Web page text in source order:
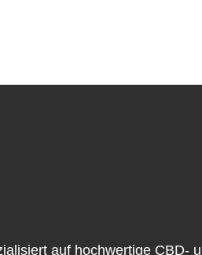
auf hochwertige CBD-